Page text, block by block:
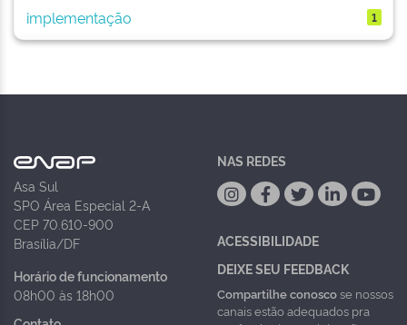
implementação 1
Asa Sul
SPO Área Especial 2-A
CEP 70.610-900
Brasília/DF
Horário de funcionamento
08h00 às 18h00
NAS REDES
ACESSIBILIDADE
DEIXE SEU FEEDBACK
Compartilhe conoscose nossos
canais estão adequados pra